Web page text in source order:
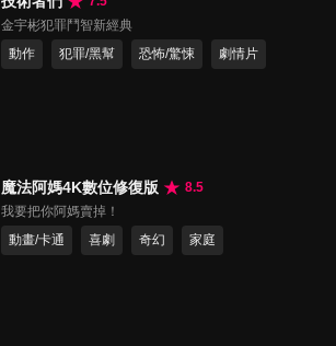
金宇彬犯罪鬥智新經典
動作
犯罪/黑幫 恐怖/驚悚 劇情片
魔法阿媽4K數位修復版
8.5
我要把你阿媽賣掉！
動畫/卡通
喜劇 奇幻 家庭